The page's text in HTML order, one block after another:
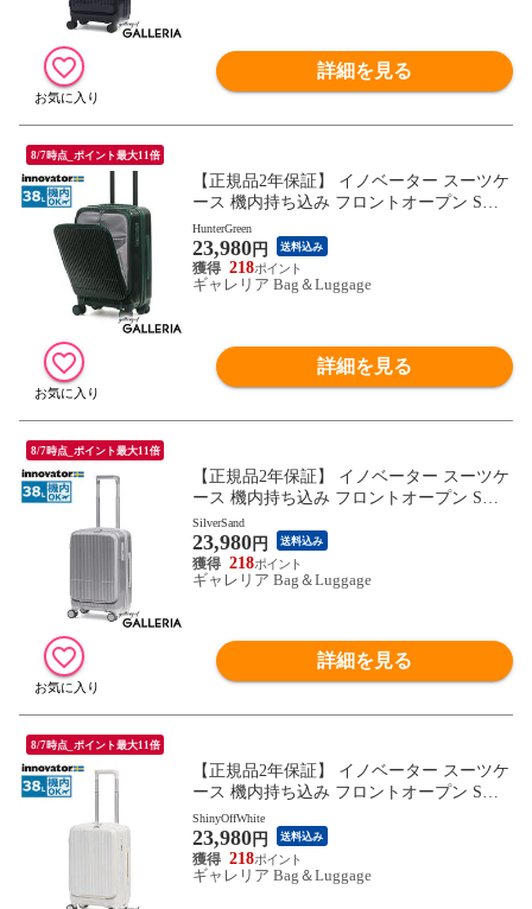
詳細を見る
8/7時点_ポイント最大11倍
【正規品2年保証】 イノベーター スーツケ
ース 機内持ち込み フロントオープン Sサ
イズ innovator キャリーケース ストッパー
付き 軽量 ブランド 静音 3泊 4泊 Extreme Jo
urney 38L Cabin INV50
HunterGreen
23,980円 送料込み
218
ギャレリア Bag＆Luggage
詳細を見る
8/7時点_ポイント最大11倍
【正規品2年保証】 イノベーター スーツケ
ース 機内持ち込み フロントオープン Sサ
イズ innovator キャリーケース ストッパー
付き 軽量 ブランド 静音 3泊 4泊 Extreme Jo
urney 38L Cabin INV50
SilverSand
23,980円 送料込み
218
ギャレリア Bag＆Luggage
詳細を見る
8/7時点_ポイント最大11倍
【正規品2年保証】 イノベーター スーツケ
ース 機内持ち込み フロントオープン Sサ
イズ innovator キャリーケース ストッパー
付き 軽量 ブランド 静音 3泊 4泊 Extreme Jo
urney 38L Cabin INV50
ShinyOffWhite
23,980円 送料込み
218
ギャレリア Bag＆Luggage